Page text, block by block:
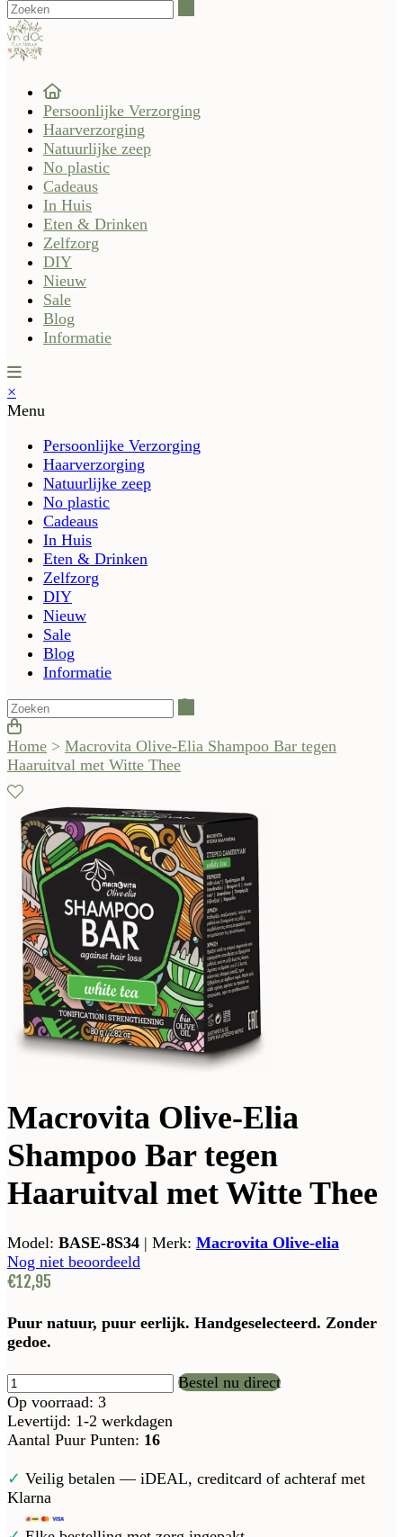
Persoonlijke Verzorging
Haarverzorging
Natuurlijke zeep
No plastic
Cadeaus
In Huis
Eten & Drinken
Zelfzorg
DIY
Nieuw
Sale
Blog
Informatie
×
Menu
Persoonlijke Verzorging
Haarverzorging
Natuurlijke zeep
No plastic
Cadeaus
In Huis
Eten & Drinken
Zelfzorg
DIY
Nieuw
Sale
Blog
Informatie
Home > Macrovita Olive-Elia Shampoo Bar tegen
Haaruitval met Witte Thee
Macrovita Olive-Elia
Shampoo Bar tegen
Haaruitval met Witte Thee
Model: BASE-8S34 | Merk: Macrovita Olive-elia
Nog niet beoordeeld
€12,95
Puur natuur, puur eerlijk. Handgeselecteerd. Zonder
gedoe.
Bestel nu direct
Op voorraad: 3
Levertijd: 1-2 werkdagen
Aantal Puur Punten: 16
✓ Veilig betalen — iDEAL, creditcard of achteraf met
Klarna